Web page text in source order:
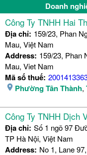
Doanh
Công Ty TNHH Hai
Địa chỉ: 159/23, Phan
Mau, Việt Nam
Address: 159/23, Phan
Mau, Viet Nam
Mã số thuế:
Phường Tân Thành,
Công Ty TNHH Dịch
Địa chỉ: Số 1 ngõ 97
TP Hà Nội, Việt Nam
Address: No 1, Lane